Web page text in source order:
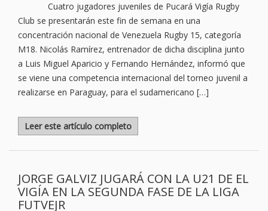
Cuatro jugadores juveniles de Pucará Vigía Rugby
Club se presentarán este fin de semana en una
concentración nacional de Venezuela Rugby 15, categoría
M18. Nicolás Ramírez, entrenador de dicha disciplina junto
a Luis Miguel Aparicio y Fernando Hernández, informó que
se viene una competencia internacional del torneo juvenil a
realizarse en Paraguay, para el sudamericano […]
Leer este artículo completo
JORGE GALVIZ JUGARÁ CON LA U21 DE EL
VIGÍA EN LA SEGUNDA FASE DE LA LIGA
FUTVEJR